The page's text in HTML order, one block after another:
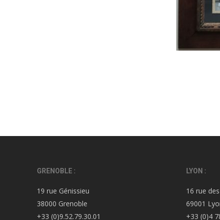
GRENOBLE :
19 rue Génissieu
38000 Grenoble
+33 (0)9.52.79.30.01
LYON :
16 rue
69001
+33 (0)4